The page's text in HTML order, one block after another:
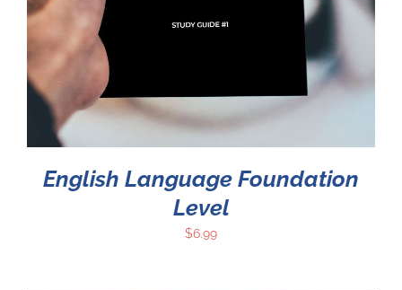
English Language Foundation
Level
$6.99